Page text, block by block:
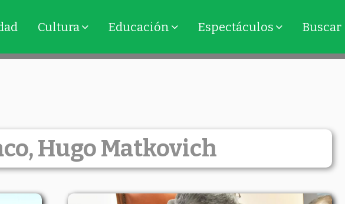
Cultura Educación Espectáculos Buscar
Hugo Matkovich